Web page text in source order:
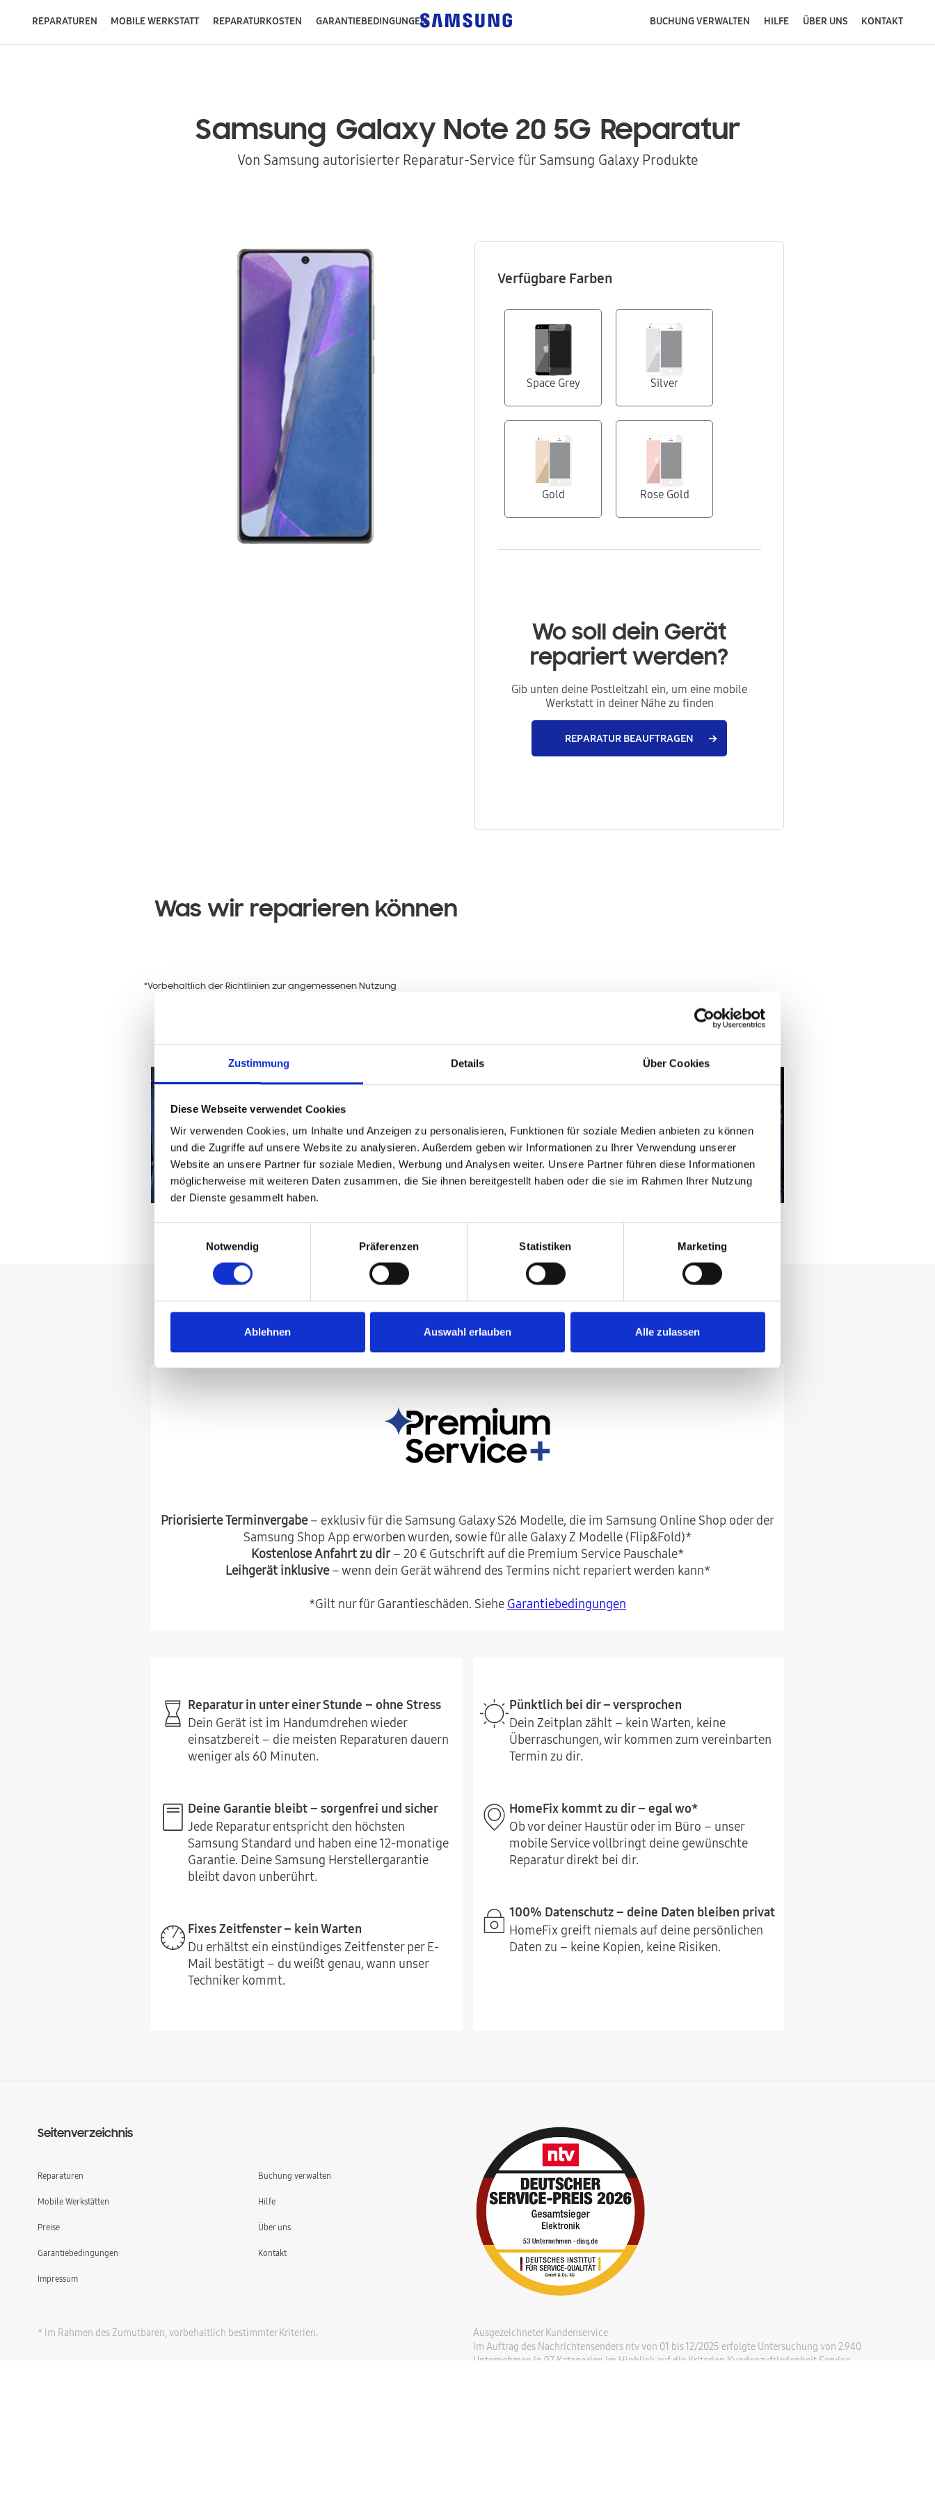
Zustimmung Details Über Cookies
Diese Webseite verwendet Cookies
Wir verwenden Cookies, um Inhalte und Anzeigen zu personalisieren, Funktionen für soziale Medien anbieten zu können
und die Zugriffe auf unsere Website zu analysieren. Außerdem geben wir Informationen zu Ihrer Verwendung unserer
Website an unsere Partner für soziale Medien, Werbung und Analysen weiter. Unsere Partner führen diese Informationen
möglicherweise mit weiteren Daten zusammen, die Sie ihnen bereitgestellt haben oder die sie im Rahmen Ihrer Nutzung
der Dienste gesammelt haben.
Notwendig
Präferenzen Statistiken Marketing
Ablehnen Auswahl erlauben Alle zulassen
REPARATUREN MOBILE WERKSTATT REPARATURKOSTEN GARANTIEBEDINGUNGEN BUCHUNG VERWALTEN HILFE ÜBER UNS KONTAKT
Samsung Galaxy Note 20 5G Reparatur
Von Samsung autorisierter Reparatur-Service für Samsung Galaxy Produkte
Verfügbare Farben
Space Grey Silver
Gold Rose Gold
Wo soll dein Gerät
repariert werden?
Gib unten deine Postleitzahl ein, um eine mobile
Werkstatt in deiner Nähe zu finden
REPARATUR BEAUFTRAGEN
Was wir reparieren können
*Vorbehaltlich der Richtlinien zur angemessenen Nutzung
HomeFix - Dein Gerät, unser Service. Schnell und bequem.
Priorisierte Terminvergabe– exklusiv für die Samsung Galaxy S26 Modelle, die im Samsung Online Shop oder der
Samsung Shop App erworben wurden, sowie für alle Galaxy Z Modelle (Flip&Fold)*
Kostenlose Anfahrt zu dir– 20 € Gutschrift auf die Premium Service Pauschale*
Leihgerät inklusive– wenn dein Gerät während des Termins nicht repariert werden kann*
*Gilt nur für Garantieschäden. Siehe Garantiebedingungen
Reparatur in unter einer Stunde – ohne Stress
Dein Gerät ist im Handumdrehen wieder
einsatzbereit – die meisten Reparaturen dauern
weniger als 60 Minuten.
Deine Garantie bleibt – sorgenfrei und sicher
Jede Reparatur entspricht den höchsten
Samsung Standard und haben eine 12-monatige
Garantie. Deine Samsung Herstellergarantie
bleibt davon unberührt.
Fixes Zeitfenster – kein Warten
Du erhältst ein einstündiges Zeitfenster per E-
Mail bestätigt – du weißt genau, wann unser
Techniker kommt.
Pünktlich bei dir – versprochen
Dein Zeitplan zählt – kein Warten, keine
Überraschungen, wir kommen zum vereinbarten
Termin zu dir.
HomeFix kommt zu dir – egal wo*
Ob vor deiner Haustür oder im Büro – unser
mobile Service vollbringt deine gewünschte
Reparatur direkt bei dir.
100% Datenschutz – deine Daten bleiben privat
HomeFix greift niemals auf deine persönlichen
Daten zu – keine Kopien, keine Risiken.
Seitenverzeichnis
Reparaturen Buchung verwalten
Mobile Werkstätten Hilfe
Preise Über uns
Garantiebedingungen Kontakt
Impressum
* Im Rahmen des Zumutbaren, vorbehaltlich bestimmter Kriterien.
Ausgezeichneter Kundenservice
Im Auftrag des Nachrichtensenders ntv von 01 bis 12/2025 erfolgte Untersuchung von 2.940
Unternehmen in 97 Kategorien im Hinblick auf die Kriterien Kundenzufriedenheit Service.